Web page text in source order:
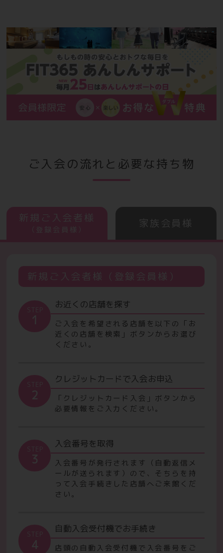
ご入会の流れと必要な持ち物
新規ご入会者様
（登録会員様）
家族会員様
新規ご入会者様（登録会員様）
STEP
1
お近くの店舗を探す
ご入会を希望される店舗を以下の「お
近くの店舗を検索」ボタンからお選び
ください。
STEP
2
クレジットカードで入会お申込
「クレジットカード入会」ボタンから
必要情報をご入力ください。
STEP
3
入会番号を取得
入会番号が発行されます（自動返信メ
ールが送られます）ので、 そちらを持
って入会手続きした店舗へご来館くだ
さい。
STEP
4
自動入会受付機でお手続き
店頭の自動入会受付機で入会番号をご